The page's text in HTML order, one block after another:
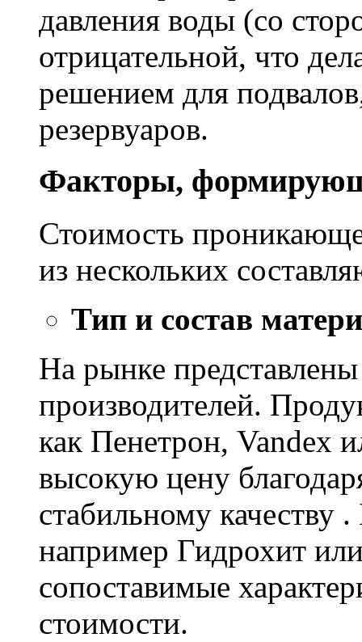
давления воды (со
отрицательной, что
решением для
резервуаров.
Факторы,
Стоимость
из нескольких
Тип и состав
На рынке
производителей.
как Пенетрон, Vandex
высокую цену
стабильному качеству
например Гидрохит
сопоставимые
стоимости.